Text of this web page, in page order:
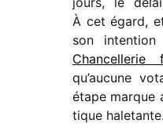
À cet égard,
son
Chancellerie
qu’aucune
étape marque
tique haletante.